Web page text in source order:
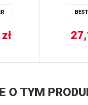
zł
12119-
O TYM